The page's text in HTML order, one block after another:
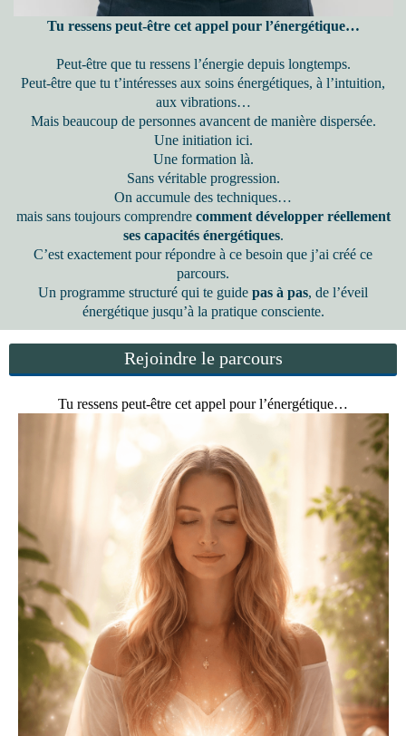
Tu ressens peut-être cet appel pour l’énergétique…
Peut-être que tu ressens l’énergie depuis longtemps.
Peut-être que tu t’intéresses aux soins énergétiques, à l’intuition,
aux vibrations…
Mais beaucoup de personnes avancent de manière dispersée.
Une initiation ici.
Une formation là.
Sans véritable progression.
On accumule des techniques…
mais sans toujours comprendre comment développer réellement
ses capacités énergétiques.
C’est exactement pour répondre à ce besoin que j’ai créé ce
parcours.
Un programme structuré qui te guide pas à pas, de l’éveil
énergétique jusqu’à la pratique consciente.
Rejoindre le parcours
Tu ressens peut-être cet appel pour l’énergétique…